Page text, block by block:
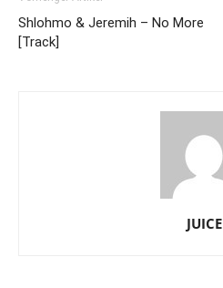
Shlohmo & Jeremih – No More
[Track]
JUICE